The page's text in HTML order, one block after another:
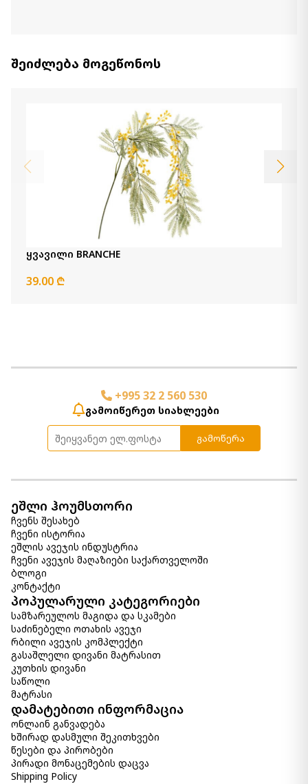
შეიძლება მოგეწონოს
ყვავილი BRANCHE
39.00 ₾
+995 32 2 560 530
გამოიწერეთ სიახლეები
გამოწერა
ეშლი ჰოუმსთორი
ჩვენს შესახებ
ჩვენი ისტორია
ეშლის ავეჯის ინდუსტრია
ჩვენი ავეჯის მაღაზიები საქართველოში
ბლოგი
კონტაქტი
პოპულარული კატეგორიები
სამზარეულოს მაგიდა და სკამები
საძინებელი ოთახის ავეჯი
რბილი ავეჯის კომპლექტი
გასაშლელი დივანი მატრასით
კუთხის დივანი
საწოლი
მატრასი
დამატებითი ინფორმაცია
ონლაინ განვადება
ხშირად დასმული შეკითხვები
წესები და პირობები
პირადი მონაცემების დაცვა
Shipping Policy